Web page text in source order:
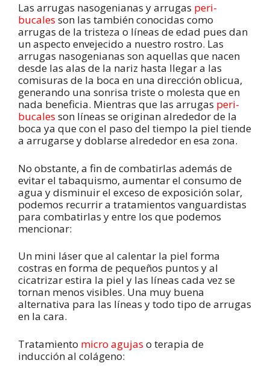
Las arrugas nasogenianas y arrugas peri-
bucales son las también conocidas como
arrugas de la tristeza o líneas de edad pues dan
un aspecto envejecido a nuestro rostro. Las
arrugas nasogenianas son aquellas que nacen
desde las alas de la nariz hasta llegar a las
comisuras de la boca en una dirección oblicua,
generando una sonrisa triste o molesta que en
nada beneficia. Mientras que las arrugas peri-
bucales son líneas se originan alrededor de la
boca ya que con el paso del tiempo la piel tiende
a arrugarse y doblarse alrededor en esa zona.
No obstante, a fin de combatirlas además de
evitar el tabaquismo, aumentar el consumo de
agua y disminuir el exceso de exposición solar,
podemos recurrir a tratamientos vanguardistas
para combatirlas y entre los que podemos
mencionar:
Un mini láser que al calentar la piel forma
costras en forma de pequeños puntos y al
cicatrizar estira la piel y las líneas cada vez se
tornan menos visibles. Una muy buena
alternativa para las líneas y todo tipo de arrugas
en la cara.
Tratamiento micro agujas o terapia de
inducción al colágeno: